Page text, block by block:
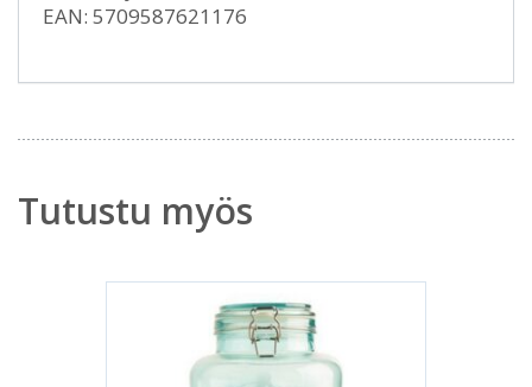
EAN: 5709587621176
Tutustu myös